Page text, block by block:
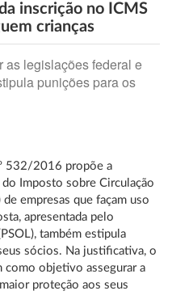
inscrição no ICMS
crianças
as legislações federal e
punições para os
532/2016 propõe a
Imposto sobre Circulação
empresas que façam uso
apresentada pelo
também estipula
sócios. Na justificativa, o
como objetivo assegurar a
proteção aos seus